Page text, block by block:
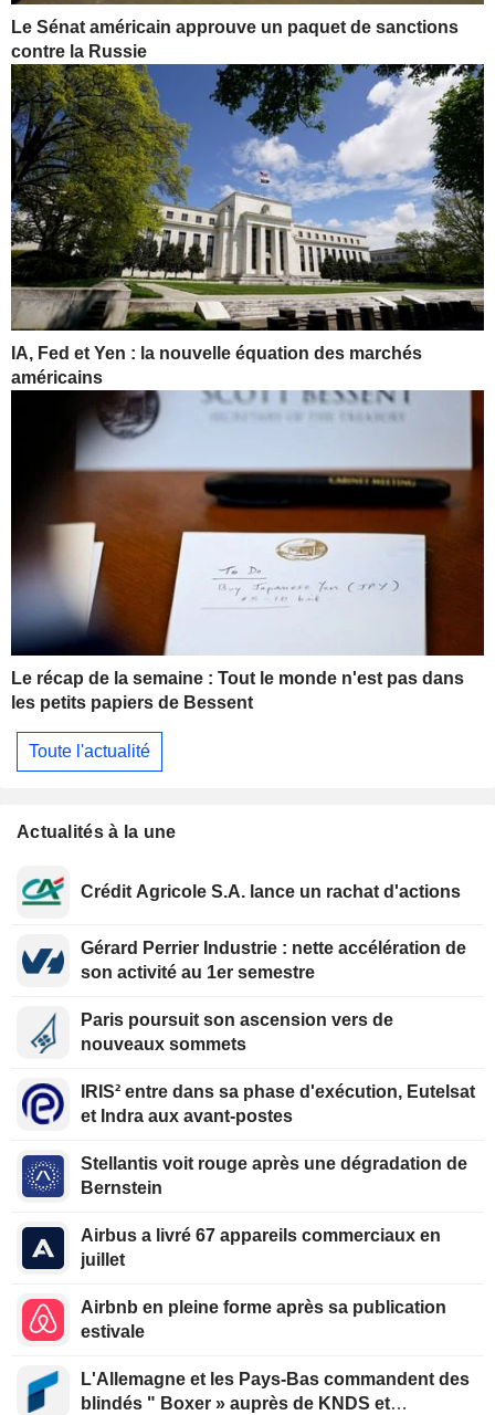
Le Sénat américain approuve un paquet de sanctions
contre la Russie
IA, Fed et Yen : la nouvelle équation des marchés
américains
Le récap de la semaine : Tout le monde n'est pas dans
les petits papiers de Bessent
Toute l'actualité
Actualités à la une
Crédit Agricole S.A. lance un rachat d'actions
Gérard Perrier Industrie : nette accélération de
son activité au 1er semestre
Paris poursuit son ascension vers de
nouveaux sommets
IRIS² entre dans sa phase d'exécution, Eutelsat
et Indra aux avant-postes
Stellantis voit rouge après une dégradation de
Bernstein
Airbus a livré 67 appareils commerciaux en
juillet
Airbnb en pleine forme après sa publication
estivale
L'Allemagne et les Pays-Bas commandent des
blindés " Boxer » auprès de KNDS et